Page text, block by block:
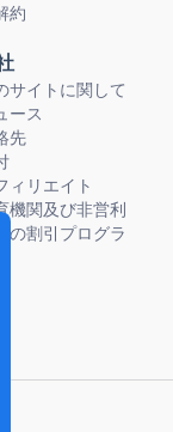
約
サイトに関して
ース
先
ィリエイト
機関及び非営利
の割引プログラ